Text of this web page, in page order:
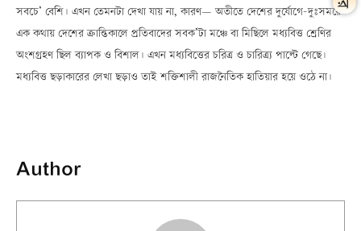
সবচে’ বেশি। এখন তেমনটা দেখা যায় না, কারণÑ অতীতে দেশের দুর্যোগে-দুঃসময়ে
এক কথায় দেশের ক্রান্তিকালে প্রতিবাদের সবক’টা মঞ্চে বা মিছিলে মধ্যবিত্ত শ্রেণির
অংশগ্রহণ ছিল ব্যাপক ও বিশাল। এখন মধ্যবিত্তের চরিত্র ও চারিত্র্য পাল্টে গেছে।
মধ্যবিত্ত ছড়াকারের লেখা ছড়াও তাই শক্তিশালী রাজনৈতিক হাতিয়ার হয়ে ওঠে না।
Author